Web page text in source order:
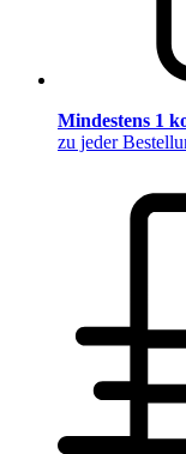
Mindestens 1
zu jeder